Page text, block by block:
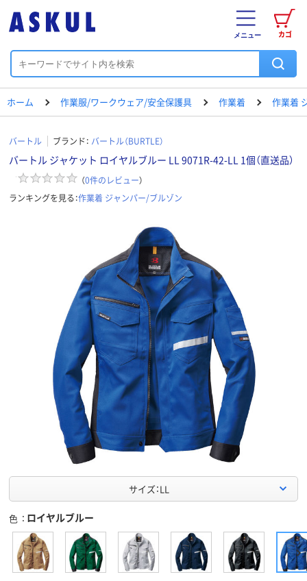
カゴ
メニュー
ホーム 作業服/ワークウェア/安全保護具 作業着 作業着
バートル ブランド： バートル（BURTLE）
バートル ジャケット ロイヤルブルー LL 9071R-42-LL 1個（直送品）
（0件のレビュー）
ランキングを見る：作業着 ジャンパー/ブルゾン
サイズ：LL
色 ロイヤルブルー